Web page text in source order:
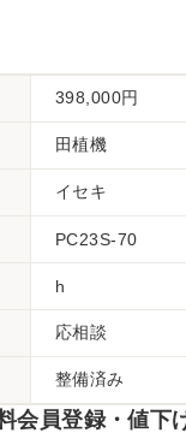
398,000円
田植機
イセキ
PC23S-70
h
応相談
整備済み
会員登録・値下